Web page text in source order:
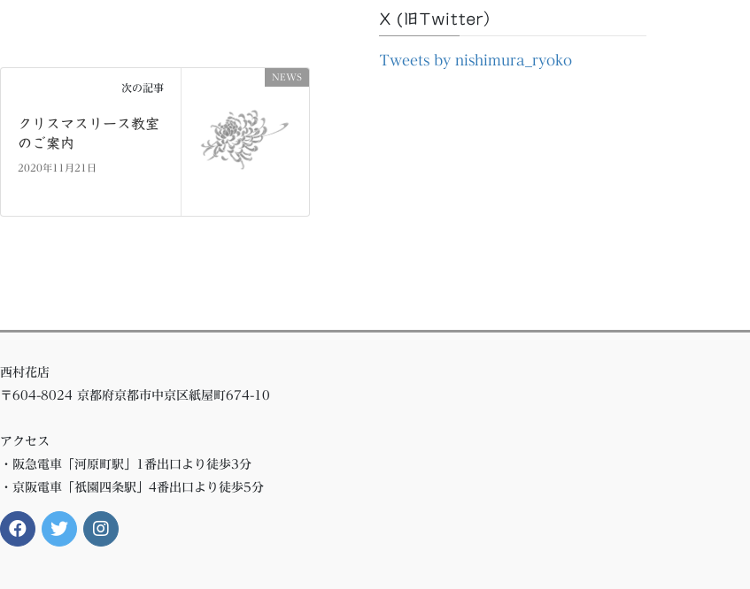
NEWS
次の記事
クリスマスリース教室
のご案内
2020年11月21日
イ
ブ
X (旧Twitter）
Tweets by nishimura_ryoko
西村花店
〒604-8024 京都府京都市中京区紙屋町674-10
アクセス
・阪急電車「河原町駅」1番出口より徒歩3分
・京阪電車「祇園四条駅」4番出口より徒歩5分